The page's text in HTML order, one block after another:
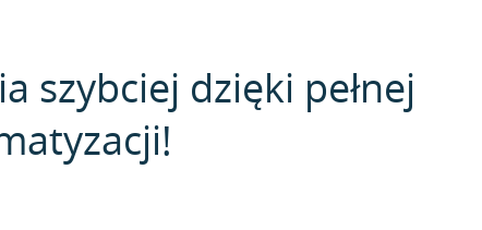
szybciej dzięki pełnej